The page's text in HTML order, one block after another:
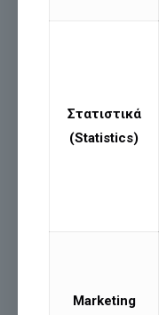
Στατιστικά
(Statistics)
Marketing